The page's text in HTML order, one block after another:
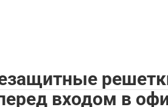
входом в